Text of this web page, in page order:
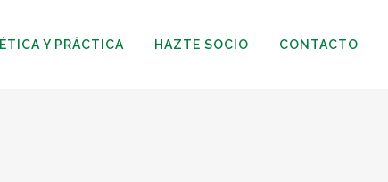
ÉTICA Y PRÁCTICA HAZTE SOCIO CONTACTO